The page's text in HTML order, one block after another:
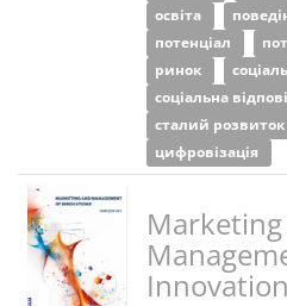
освіта
потенціал
ринок
соціальна
сталий розвиток
цифровізація